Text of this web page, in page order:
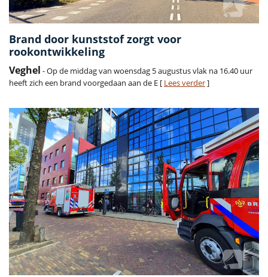
Brand door kunststof zorgt voor
rookontwikkeling
Veghel - Op de middag van woensdag 5 augustus vlak na 16.40 uur
heeft zich een brand voorgedaan aan de E [ Lees verder]